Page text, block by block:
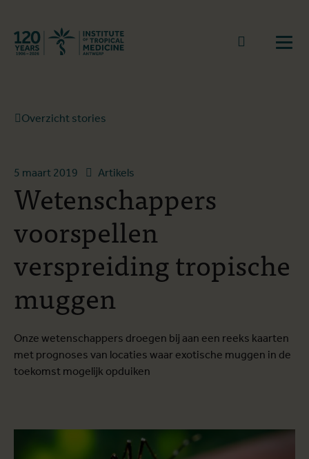
Terug naar start
Naar
Overzicht stories
5 maart 2019 Artikels
Wetenschappers
voorspellen
verspreiding tropische
muggen
Onze wetenschappers droegen bij aan een reeks kaarten
met prognoses van locaties waar exotische muggen in de
toekomst mogelijk opduiken